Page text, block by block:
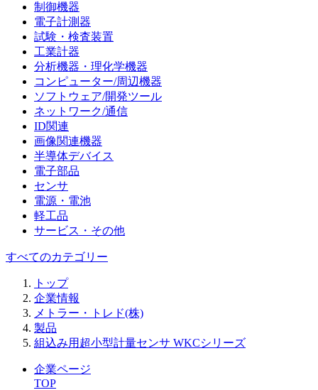
制御機器
電子計測器
試験・検査装置
工業計器
分析機器・理化学機器
コンピューター/周辺機器
ソフトウェア/開発ツール
ネットワーク/通信
ID関連
画像関連機器
半導体デバイス
電子部品
センサ
電源・電池
軽工品
サービス・その他
すべてのカテゴリー
トップ
企業情報
メトラー・トレド(株)
製品
組込み用超小型計量センサ WKCシリーズ
企業ページ
TOP